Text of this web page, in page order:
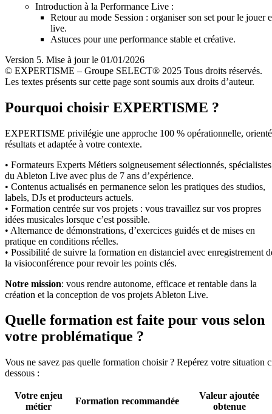
Introduction à la Performance Live :
Retour au mode Session : organiser son set pour le jouer
live.
Astuces pour une performance stable et créative.
Version 5. Mise à jour le 01/01/2026
© EXPERTISME – Groupe SELECT® 2025 Tous droits réservés.
Les textes présents sur cette page sont soumis aux droits d’auteur.
Pourquoi choisir EXPERTISME ?
EXPERTISME privilégie une approche 100 % opérationnelle,
résultats et adaptée à votre contexte.
• Formateurs Experts Métiers soigneusement sélectionnés, spécialistes
du Ableton Live avec plus de 7 ans d’expérience.
• Contenus actualisés en permanence selon les pratiques des studios,
labels, DJs et producteurs actuels.
• Formation centrée sur vos projets : vous travaillez sur vos propres
idées musicales lorsque c’est possible.
• Alternance de démonstrations, d’exercices guidés et de mises en
pratique en conditions réelles.
• Possibilité de suivre la formation en distanciel avec enregistrement
la visioconférence pour revoir les points clés.
Notre mission: vous rendre autonome, efficace et rentable dans la
création et la conception de vos projets Ableton Live.
Quelle formation est faite pour vous selon
votre problématique ?
Vous ne savez pas quelle formation choisir ? Repérez votre situation
dessous :
Votre enjeu
métier
Formation recommandée
Valeur ajoutée
obtenue